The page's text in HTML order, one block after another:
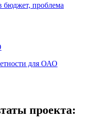
проблема
для ОАО
проекта: